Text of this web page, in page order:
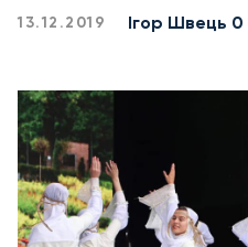
13.12.2019 Ігор Швець 0